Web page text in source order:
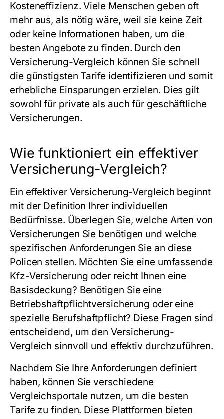
Kosteneffizienz. Viele Menschen geben oft
mehr aus, als nötig wäre, weil sie keine Zeit
oder keine Informationen haben, um die
besten Angebote zu finden. Durch den
Versicherung-Vergleich können Sie schnell
die günstigsten Tarife identifizieren und somit
erhebliche Einsparungen erzielen. Dies gilt
sowohl für private als auch für geschäftliche
Versicherungen.
Wie funktioniert ein effektiver
Versicherung-Vergleich?
Ein effektiver Versicherung-Vergleich beginnt
mit der Definition Ihrer individuellen
Bedürfnisse. Überlegen Sie, welche Arten von
Versicherungen Sie benötigen und welche
spezifischen Anforderungen Sie an diese
Policen stellen. Möchten Sie eine umfassende
Kfz-Versicherung oder reicht Ihnen eine
Basisdeckung? Benötigen Sie eine
Betriebshaftpflichtversicherung oder eine
spezielle Berufshaftpflicht? Diese Fragen sind
entscheidend, um denVersicherung-
Vergleich sinnvoll und effektiv durchzuführen.
Nachdem Sie Ihre Anforderungen definiert
haben, können Sie verschiedene
Vergleichsportale nutzen, um die besten
Tarife zu finden. Diese Plattformen bieten